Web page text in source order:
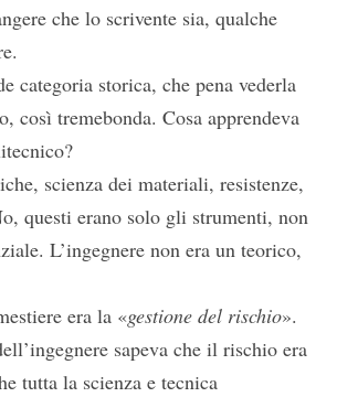
che lo scrivente sia, qualche
categoria storica, che pena vederla
così tremebonda. Cosa apprendeva
scienza dei materiali, resistenze,
questi erano solo gli strumenti, non
L’ingegnere non era un teorico,
era la «gestione del rischio».
sapeva che il rischio era
tutta la scienza e tecnica